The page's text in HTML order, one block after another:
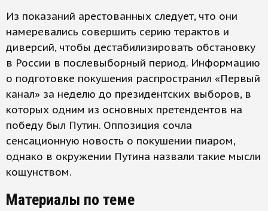
Из показаний арестованных следует, что они
намеревались совершить серию терактов и
диверсий, чтобы дестабилизировать обстановку
в России в послевыборный период. Информацию
о подготовке покушения распространил «Первый
канал» за неделю до президентских выборов, в
которых одним из основных претендентов на
победу был Путин. Оппозиция сочла
сенсационную новость о покушении пиаром,
однако в окружении Путина назвали такие мысли
кощунством.
Материалы по теме